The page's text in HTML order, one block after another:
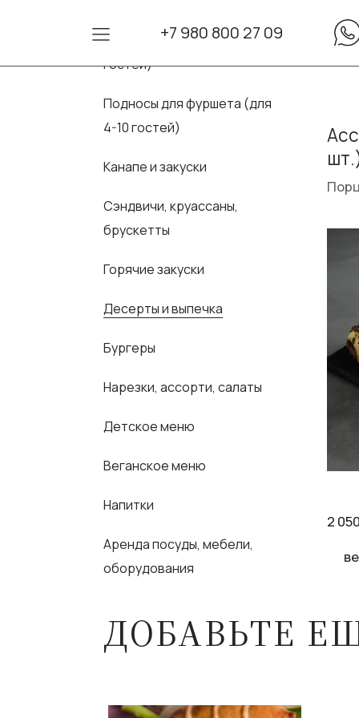
+7 980 800 27 09
Сеты для фуршета (для 10-30
гостей)
Подносы для фуршета (для
4-10 гостей)
Канапе и закуски
Сэндвичи, круассаны,
брускетты
Горячие закуски
Десерты и выпечка
Бургеры
Нарезки, ассорти, салаты
Детское меню
Веганское меню
Напитки
Аренда посуды, мебели,
оборудования
2 050
ДОБАВЬТЕ